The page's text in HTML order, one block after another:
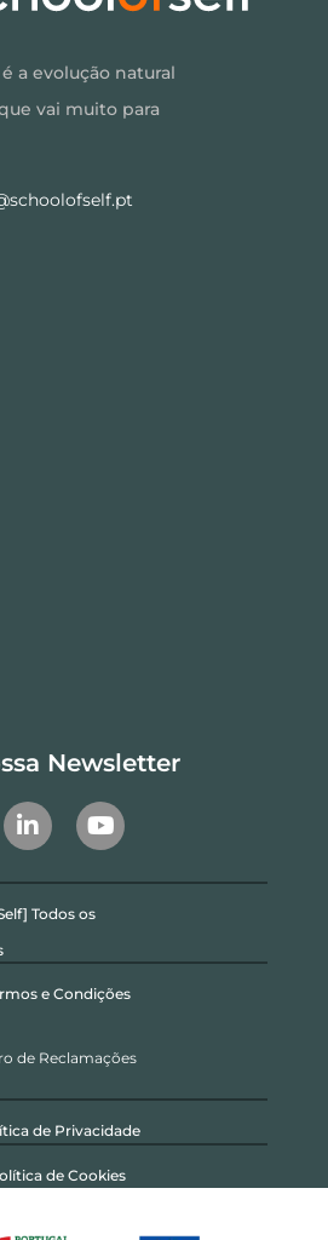
a evolução natural
vai muito para
Newsletter
Todos os
e Condições
de Reclamações
de Privacidade
de Cookies